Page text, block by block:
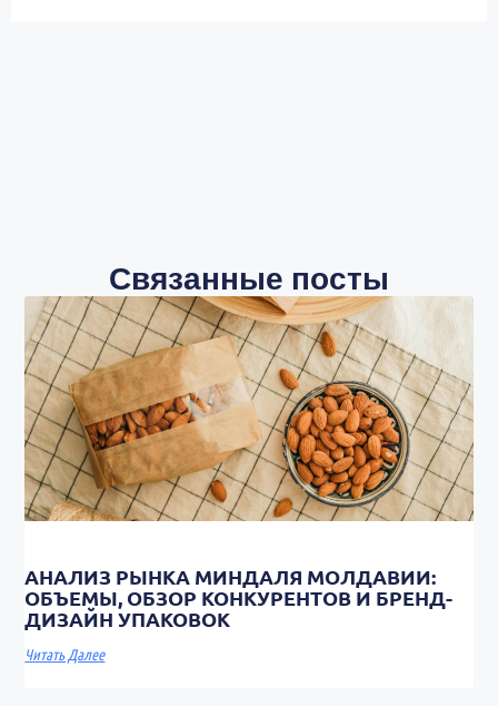
Связанные посты
АНАЛИЗ РЫНКА МИНДАЛЯ МОЛДАВИИ:
ОБЪЕМЫ, ОБЗОР КОНКУРЕНТОВ И БРЕНД-
ДИЗАЙН УПАКОВОК
Читать Далее